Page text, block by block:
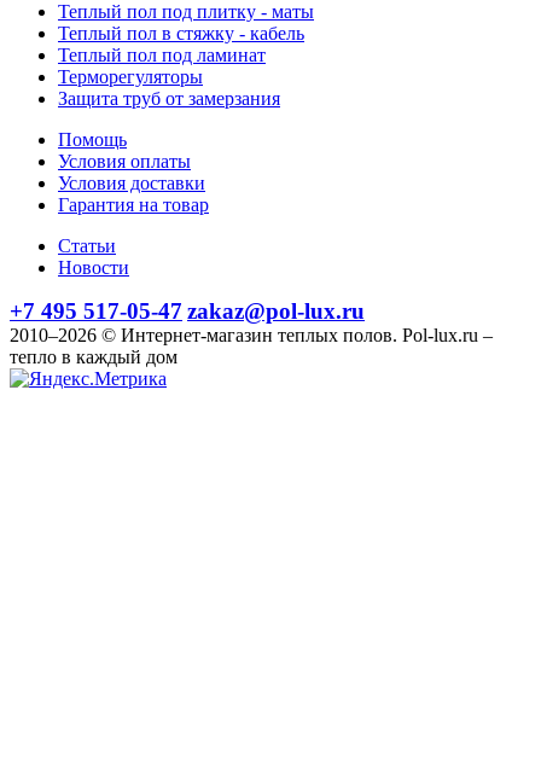
Теплый пол под плитку - маты
Теплый пол в стяжку - кабель
Теплый пол под ламинат
Терморегуляторы
Защита труб от замерзания
Помощь
Условия оплаты
Условия доставки
Гарантия на товар
Статьи
Новости
+7 495 517-05-47 zakaz@pol-lux.ru
2010–2026 © Интернет-магазин теплых полов. Pol-lux.ru –
тепло в каждый дом